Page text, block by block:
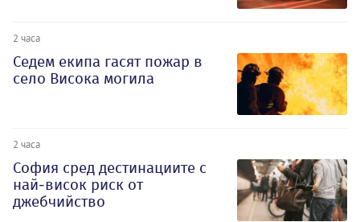
2 часа
Седем екипа гасят пожар в
село Висока могила
2 часа
София сред дестинациите с
най-висок риск от
джебчийство